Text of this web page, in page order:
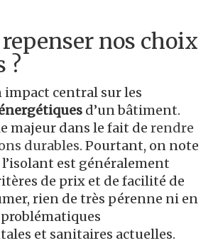
nos choix
?
impact central sur les
d’un bâtiment.
majeur dans le fait de rendre
durables. Pourtant, on note
est généralement
de prix et de facilité de
rien de très pérenne ni en
problématiques
et sanitaires actuelles.